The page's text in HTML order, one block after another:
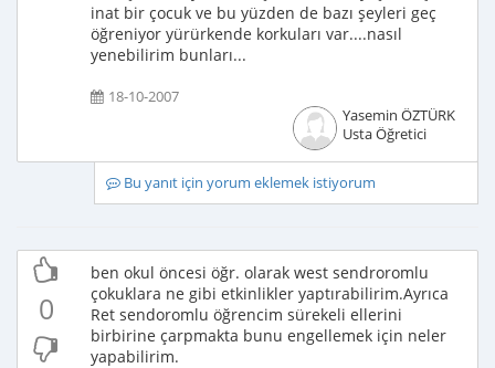
inat bir çocuk ve bu yüzden de bazı şeyleri geç
öğreniyor yürürkende korkuları var....nasıl
yenebilirim bunları...
18-10-2007
Yasemin ÖZTÜRK
Usta Öğretici
Bu yanıt için yorum eklemek istiyorum
0
ben okul öncesi öğr. olarak west sendroromlu
çokuklara ne gibi etkinlikler yaptırabilirim.Ayrıca
Ret sendoromlu öğrencim sürekeli ellerini
birbirine çarpmakta bunu engellemek için neler
yapabilirim.